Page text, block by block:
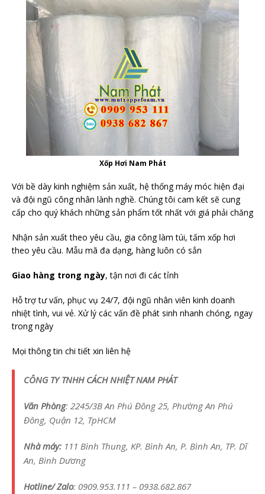
Xốp Hơi Nam Phát
Với bề dày kinh nghiệm sản xuất, hệ thống máy móc hiện đại
và đội ngũ công nhân lành nghề. Chúng tôi cam kết sẽ cung
cấp cho quý khách những sản phẩm tốt nhất với giá phải chăng
Nhận sản xuất theo yêu cầu, gia công làm túi, tấm xốp hơi
theo yêu cầu. Mẫu mã đa dạng, hàng luôn có sẳn
Giao hàng trong ngày, tận nơi đi các tỉnh
Hỗ trợ tư vấn, phục vụ 24/7, đội ngũ nhân viên kinh doanh
nhiệt tình, vui vẻ. Xử lý các vấn đề phát sinh nhanh chóng, ngay
trong ngày
Mọi thông tin chi tiết xin liên hệ
CÔNG TY TNHH CÁCH NHIỆT NAM PHÁT
Văn Phòng: 2245/3B An Phú Đông 25, Phường An Phú
Đông, Quận 12, TpHCM
Nhà máy: 111 Bình Thung, KP. Bình An, P. Bình An, TP. Dĩ
An, Bình Dương
Hotline/ Zalo: 0909.953.111 – 0938.682.867